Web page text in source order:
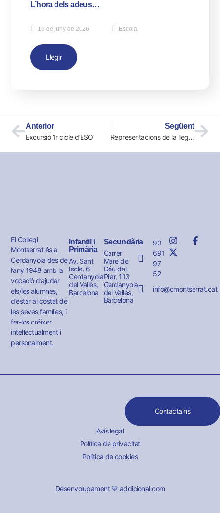
L’hora dels adeus…
19 de juny de 2026 Escola
Llegir
Anterior
Excursió 1r cicle d’ESO
Següent
Representacions de la llegenda de Sant Jordi
El Col·legi
Montserrat és a
Cerdanyola des de
l’any 1948 amb la
vocació d’ajudar
els/les alumnes,
d’estar al costat de
les seves famílies, i
fer-los créixer
intel·lectualment i
personalment.
Infantil i
Primària
Av. Sant
Iscle, 6
Cerdanyola
del Vallès,
Barcelona
Secundària
Carrer
Mare de
Déu del
Pilar, 113
Cerdanyola
del Vallès,
Barcelona
93
691
97
52
info@cmontserrat.cat
Contacta'ns
Avís legal
Política de privacitat
Política de cookies
Desenvolupament 💙 addicional.com